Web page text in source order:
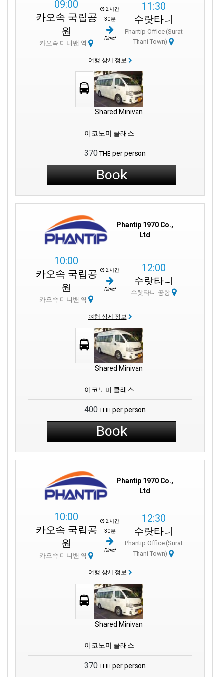
09:00
카오속 국립공
원
카오속 미니밴 역
2 시간
30 분
Direct
11:30
수랏타니
Phantip Office (Surat
Thani Town)
여행 상세 정보
Shared Minivan
이코노미 클래스
370 THB per person
Book
Phantip 1970 Co.,
Ltd
10:00
카오속 국립공
원
카오속 미니밴 역
2 시간
Direct
12:00
수랏타니
수랏타니 공항
여행 상세 정보
Shared Minivan
이코노미 클래스
400 THB per person
Book
Phantip 1970 Co.,
Ltd
10:00
카오속 국립공
원
카오속 미니밴 역
2 시간
30 분
Direct
12:30
수랏타니
Phantip Office (Surat
Thani Town)
여행 상세 정보
Shared Minivan
이코노미 클래스
370 THB per person